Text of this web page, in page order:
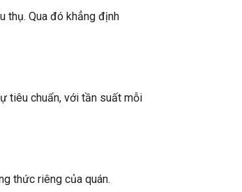
thụ. Qua đó khẳng định
tiêu chuẩn, với tần suất mỗi
thức riêng của quán.